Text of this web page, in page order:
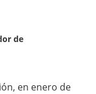
de
en enero de